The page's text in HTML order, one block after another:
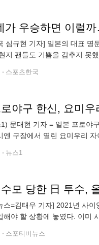
가 우승하면 이럴
심규현 기자] 일본의 대표 명
지 팬들도 기쁨을 감추지 못
스포츠한국
야구 한신, 요미
문대현 기자 = 일본 프로야
엔 구장에서 열린 요미우리
뉴스1
스=김태우 기자] 2021년 사
해야 할 상황에 놓였다. 이미
스포티비뉴스